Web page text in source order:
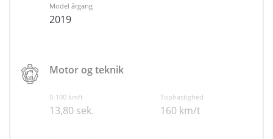
Isofix
Model årgang
2019
Motor og teknik
0-100 km/t
13,80 sek.
Tophastighed
160 km/t